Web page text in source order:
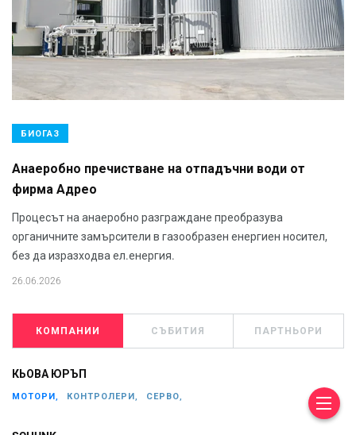
БИОГАЗ
Анаеробно пречистване на отпадъчни води от
фирма Адрео
Процесът на анаеробно разграждане преобразува
органичните замърсители в газообразен енергиен носител,
без да изразходва ел.енергия.
26.06.2026
КОМПАНИИ СЪБИТИЯ ПАРТНЬОРИ
КЬОВА ЮРЪП
МОТОРИ, КОНТРОЛЕРИ, СЕРВО,